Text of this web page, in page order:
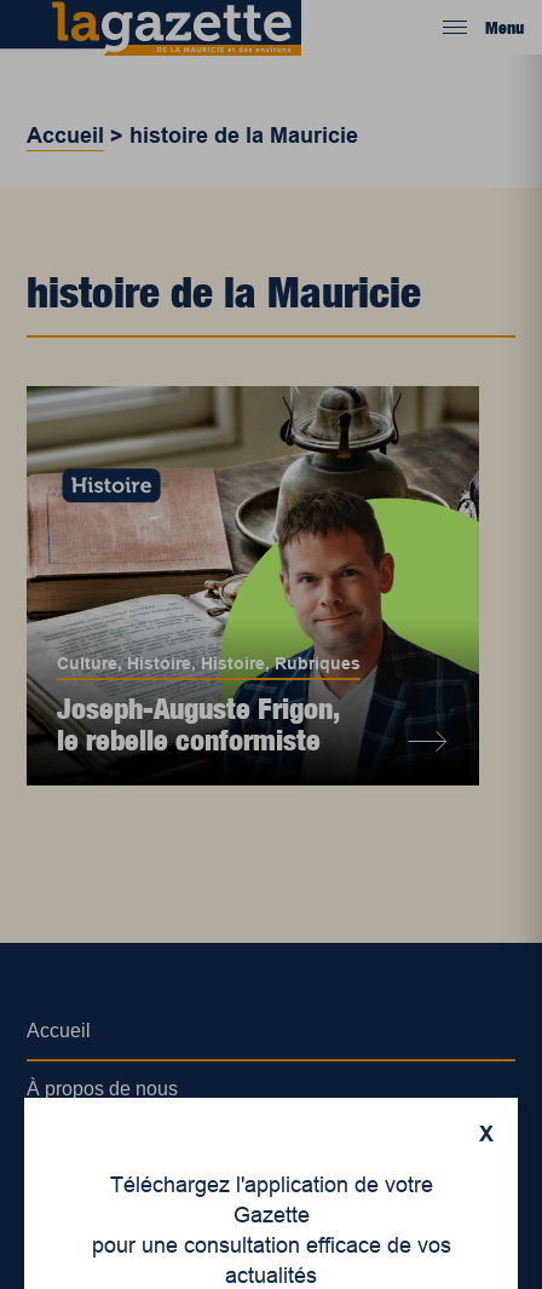
Menu
Accueil > histoire de la Mauricie
histoire de la Mauricie
Culture,Histoire,Histoire,Rubriques
Joseph-Auguste Frigon,
le rebelle conformiste
X
Téléchargez l'application de votre
Gazette
pour une consultation efficace de vos
actualités
Accueil
À propos de nous
Lieux de distribution